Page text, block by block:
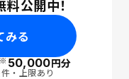
公開中！
みる
※50,000円分
・上限あり